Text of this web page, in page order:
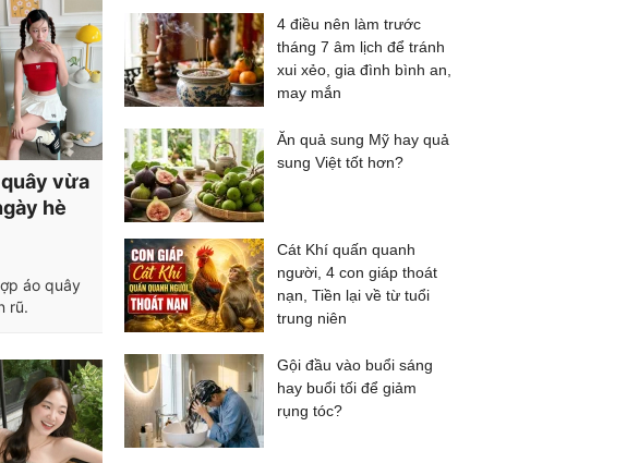
vừa
hè
áo quây
rũ.
4 điều nên làm trước
tháng 7 âm lịch để tránh
xui xẻo, gia đình bình an,
may mắn
Ăn quả sung Mỹ hay quả
sung Việt tốt hơn?
Cát Khí quấn quanh
người, 4 con giáp thoát
nạn, Tiền lại về từ tuổi
trung niên
Gội đầu vào buổi sáng
hay buổi tối để giảm
rụng tóc?